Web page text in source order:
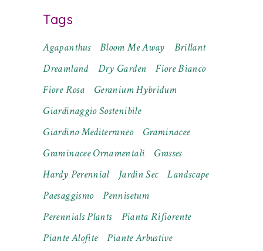
Tags
Agapanthus Bloom Me Away
Brillant
Dreamland
Dry Garden
Fiore Bianco
Fiore Rosa
Geranium Hybridum
Giardinaggio Sostenibile
Giardino Mediterraneo
Graminacee
Graminacee Ornamentali
Grasses
Hardy Perennial
Jardin Sec
Landscape
Paesaggismo
Pennisetum
Perennials Plants
Pianta Rifiorente
Piante Alofite
Piante Arbustive